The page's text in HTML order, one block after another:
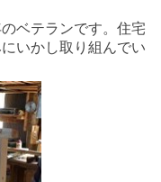
ベテランです。住宅
いかし取り組んでい